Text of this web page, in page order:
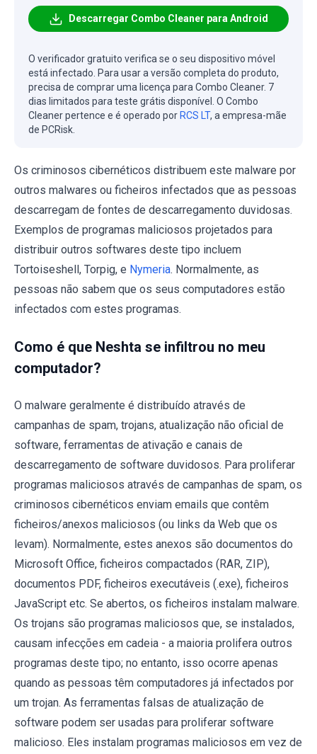
Descarregar Combo Cleaner para Android
O verificador gratuito verifica se o seu dispositivo móvel
está infectado. Para usar a versão completa do produto,
precisa de comprar uma licença para Combo Cleaner. 7
dias limitados para teste grátis disponível. O Combo
Cleaner pertence e é operado por RCS LT, a empresa-mãe
de PCRisk.
Os criminosos cibernéticos distribuem este malware por
outros malwares ou ficheiros infectados que as pessoas
descarregam de fontes de descarregamento duvidosas.
Exemplos de programas maliciosos projetados para
distribuir outros softwares deste tipo incluem
Tortoiseshell, Torpig, e Nymeria. Normalmente, as
pessoas não sabem que os seus computadores estão
infectados com estes programas.
Como é que Neshta se infiltrou no meu
computador?
O malware geralmente é distribuído através de
campanhas de spam, trojans, atualização não oficial de
software, ferramentas de ativação e canais de
descarregamento de software duvidosos. Para proliferar
programas maliciosos através de campanhas de spam, os
criminosos cibernéticos enviam emails que contêm
ficheiros/anexos maliciosos (ou links da Web que os
levam). Normalmente, estes anexos são documentos do
Microsoft Office, ficheiros compactados (RAR, ZIP),
documentos PDF, ficheiros executáveis (.exe), ficheiros
JavaScript etc. Se abertos, os ficheiros instalam malware.
Os trojans são programas maliciosos que, se instalados,
causam infecções em cadeia - a maioria prolifera outros
programas deste tipo; no entanto, isso ocorre apenas
quando as pessoas têm computadores já infectados por
um trojan. As ferramentas falsas de atualização de
software podem ser usadas para proliferar software
malicioso. Eles instalam programas maliciosos em vez de